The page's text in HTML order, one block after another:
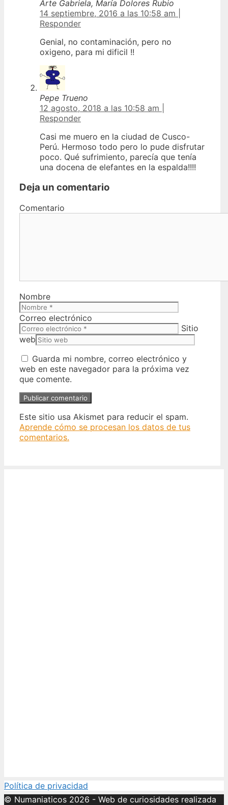
Arte Gabriela, María Dolores Rubio
14 septiembre, 2016 a las 10:58 am
Responder
Genial, no contaminación, pero no
oxigeno, para mi dificil !!
Pepe Trueno
12 agosto, 2018 a las 10:58 am
Responder
Casi me muero en la ciudad de Cusco-
Perú. Hermoso todo pero lo pude disfrutar
poco. Qué sufrimiento, parecía que tenía
una docena de elefantes en la espalda!!!!
Deja un comentario
Comentario
Nombre
Correo electrónico
Sitio
web
Guarda mi nombre, correo electrónico y
web en este navegador para la próxima vez
que comente.
Este sitio usa Akismet para reducir el spam.
Aprende cómo se procesan los datos de tus
comentarios.
Política de privacidad
© Numaniaticos 2026 - Web de curiosidades realizada